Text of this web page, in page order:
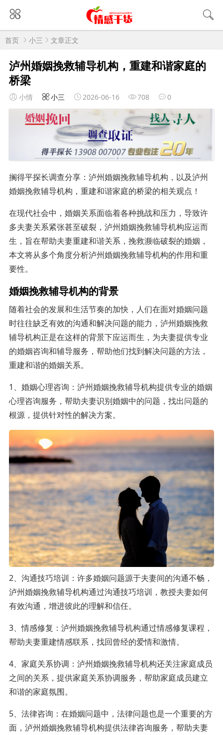
首页 小三 文章正文
泸州婚姻挽救辅导机构，重建和谐家庭的
桥梁
小情 小三 2026-06-16 708 0
搁得平探长调查分享：泸州婚姻挽救辅导机构，以及泸州
婚姻挽救辅导机构，重建和谐家庭的桥梁的相关观点！
在现代社会中，婚姻关系面临着各种挑战和压力，导致许
多夫妻关系紧张甚至破裂，泸州婚姻挽救辅导机构应运而
生，旨在帮助夫妻重建和谐关系，挽救濒临破裂的婚姻，
本文将从多个角度分析泸州婚姻挽救辅导机构的作用和重
要性。
婚姻挽救辅导机构的背景
随着社会的发展和生活节奏的加快，人们在面对婚姻问题
时往往缺乏有效的沟通和解决问题的能力，泸州婚姻挽救
辅导机构正是在这样的背景下应运而生，为夫妻提供专业
的婚姻咨询和辅导服务，帮助他们找到解决问题的方法，
重建和谐的婚姻关系。
1、婚姻心理咨询：泸州婚姻挽救辅导机构提供专业的婚姻
心理咨询服务，帮助夫妻识别婚姻中的问题，找出问题的
根源，提供针对性的解决方案。
2、沟通技巧培训：许多婚姻问题源于夫妻间的沟通不畅，
泸州婚姻挽救辅导机构通过沟通技巧培训，教授夫妻如何
有效沟通，增进彼此的理解和信任。
3、情感修复：泸州婚姻挽救辅导机构通过情感修复课程，
帮助夫妻重建情感联系，找回曾经的爱情和激情。
4、家庭关系协调：泸州婚姻挽救辅导机构还关注家庭成员
之间的关系，提供家庭关系协调服务，帮助家庭成员建立
和谐的家庭氛围。
5、法律咨询：在婚姻问题中，法律问题也是一个重要的方
面，泸州婚姻挽救辅导机构提供法律咨询服务，帮助夫妻